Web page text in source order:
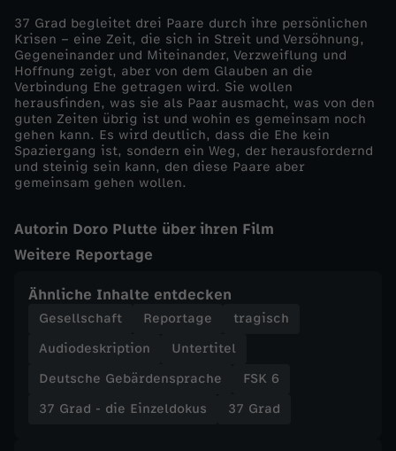
37 Grad begleitet drei Paare durch ihre persönlichen
Krisen – eine Zeit, die sich in Streit und Versöhnung,
Gegeneinander und Miteinander, Verzweiflung und
Hoffnung zeigt, aber von dem Glauben an die
Verbindung Ehe getragen wird. Sie wollen
herausfinden, was sie als Paar ausmacht, was von den
guten Zeiten übrig ist und wohin es gemeinsam noch
gehen kann. Es wird deutlich, dass die Ehe kein
Spaziergang ist, sondern ein Weg, der herausfordernd
und steinig sein kann, den diese Paare aber
gemeinsam gehen wollen.
Autorin Doro Plutte über ihren Film
Weitere Reportage
Ähnliche Inhalte entdecken
Gesellschaft Reportage
tragisch
Audiodeskription
Untertitel
Deutsche Gebärdensprache
FSK 6
37 Grad - die Einzeldokus
37 Grad